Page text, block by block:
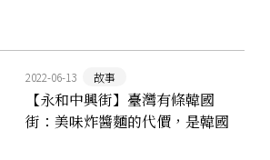
2022-06-13 故事
【永和中興街】臺灣有條韓國
街：美味炸醬麵的代價，是韓國